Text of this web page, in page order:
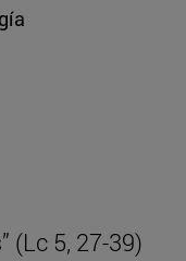
(Lc 5, 27-39)